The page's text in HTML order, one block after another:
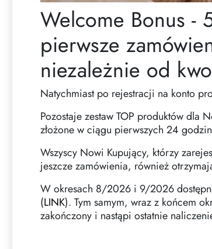
Welcome Bonus -
pierwsze
niezależnie od
Natychmiast po rejestracji na konto
Pozostaje zestaw TOP produktów dla
złożone w ciągu pierwszych 24
Wszyscy Nowi Kupujący, którzy
jeszcze zamówienia, również
W okresach 8/2026 i 9/2026
(LINK). Tym samym, wraz z końcem
zakończony i nastąpi ostatnie